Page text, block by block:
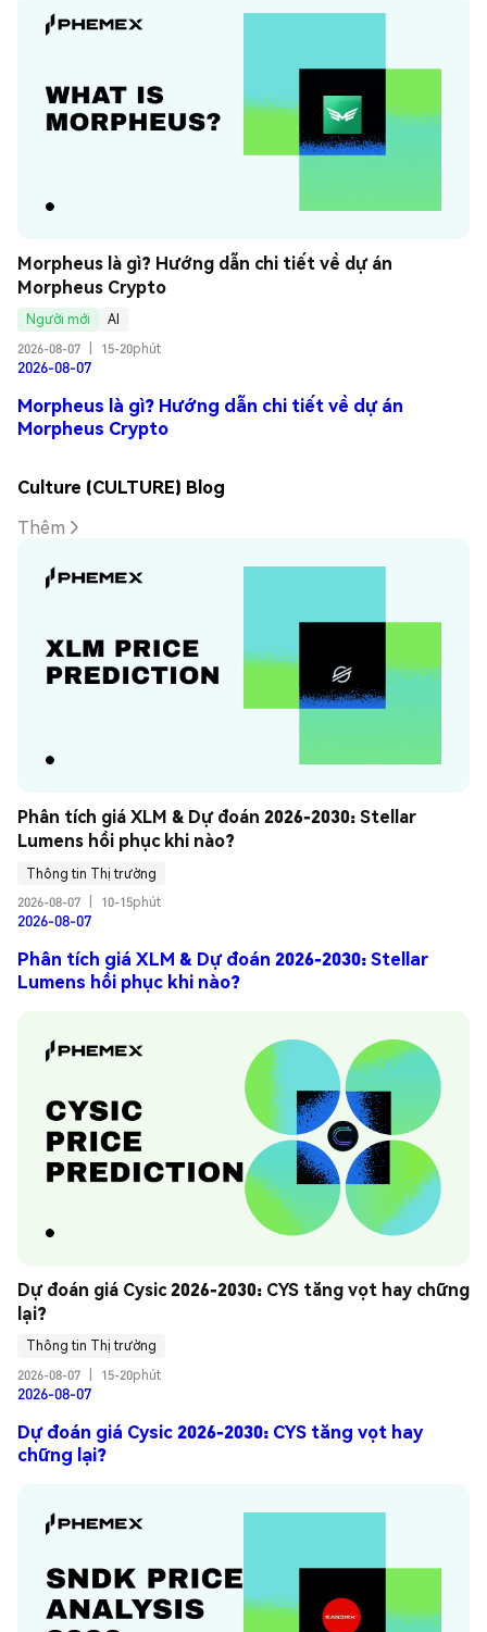
Morpheus là gì? Hướng dẫn chi tiết về dự án
Morpheus Crypto
Người mới
AI
2026-08-07
15-20phút
2026-08-07
Morpheus là gì? Hướng dẫn chi tiết về dự án
Morpheus Crypto
Culture (CULTURE) Blog
Thêm
Phân tích giá XLM & Dự đoán 2026-2030: Stellar
Lumens hồi phục khi nào?
Thông tin Thị trường
2026-08-07
10-15phút
2026-08-07
Phân tích giá XLM & Dự đoán 2026-2030: Stellar
Lumens hồi phục khi nào?
Dự đoán giá Cysic 2026-2030: CYS tăng vọt hay chững
lại?
Thông tin Thị trường
2026-08-07
15-20phút
2026-08-07
Dự đoán giá Cysic 2026-2030: CYS tăng vọt hay
chững lại?